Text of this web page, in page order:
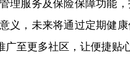
理服务及保险保障功能
义，未来将通过定期健
广至更多社区，让便捷贴